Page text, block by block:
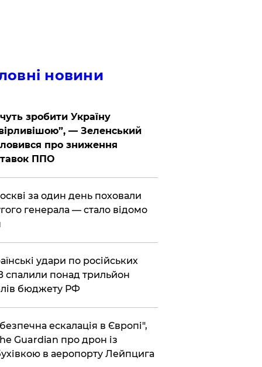
новини
зробити Україну
— Зеленський
про зниження
ППО
за один день поховали
генерала — стало відомо
удари по російських
спалили понад трильйон
бюджету РФ
ескалація в Європі",
Guardian про дрон із
в аеропорту Лейпцига